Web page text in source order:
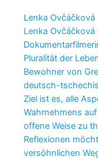
Lenka Ovčáčková
Lenka
Pluralität der
Bewohner von
deutsch-
Ziel ist es, alle
Wahrnehmens
offene Weise zu
Reflexionen
versöhnlichen